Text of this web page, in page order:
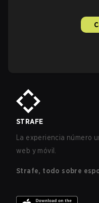
STRAFE
La experiencia número
web y móvil.
Strafe, todo sobre